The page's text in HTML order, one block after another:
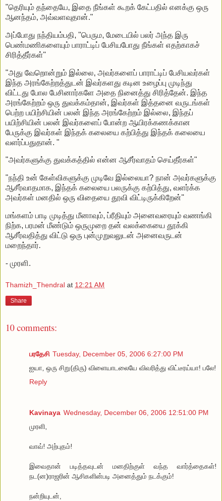
"தெரியும் தந்தையே, இதை நீங்கள் கூறக் கேட்பதில் எனக்கு ஒரு
ஆனந்தம், அவ்வளவுதான்."
அப்போது நந்தியம்பதி, "பெரும, மேடையில் பலர் அந்த இரு
பெண்மணிகளையும் பாராட்டிப் பேசியபோது நீங்கள் எதற்காகச்
சிரித்தீர்கள்"
"அது வேறொன்றும் இல்லை, அவர்களைப் பாராட்டிப் பேசியவர்கள்
இந்த அரங்கேற்றத்துடன் இவர்களது கடின உழைப்பு முடிந்து
விட்டது போல பேசினார்களே அதை நினைத்து சிரித்தேன். இந்த
அரங்கேற்றம் ஒரு துவக்கம்தான், இவர்கள் இத்தனை வருடங்கள்
பெற்ற பயிற்சியின் பலன் இந்த அரங்கேற்றம் இல்லை, இந்தப்
பயிற்சியின் பலன் இவர்களைப் போன்ற ஆயிரக்கணக்கான
பேருக்கு இவர்கள் இந்தக் கலையை கற்பித்து இந்தக் கலையை
வளர்ப்பதுதான். "
"அவர்களுக்கு துவக்கத்தில் என்ன ஆசீர்வாதம் செய்தீர்கள்"
"நந்தி உன் கேள்விகளுக்கு முடிவே இல்லையா? நான் அவர்களுக்கு
ஆசீர்வாதமாக, இந்தக் கலையை பலருக்கு கற்பித்து, வளர்க்க
அவர்கள் மனதில் ஒரு விதையை தூவி விட்டிருக்கிறேன்"
மங்களம் பாடி முடித்து மீனாவும், ப்ரீதியும் அனைவரையும் வணங்கி
நிற்க, பரமன் மீண்டும் ஒருமுறை தன் வலக்கையை தூக்கி
ஆசீர்வதித்து விட்டு ஒரு புன்முறுவலுடன் அனைவருடன்
மறைந்தார்.
- முரளி.
Thamizh_Thendral at 12:21 AM
Share
10 comments:
பரதேசி Tuesday, December 05, 2006 6:27:00 PM
ஐயா, ஒரு சிறு(திரு) விளையாடலையே விவரித்து விட்டீரய்யா! பலே!
Reply
Kavinaya Wednesday, December 06, 2006 12:51:00 PM
முரளி,
வாவ்! அற்புதம்!
இவைதான் படித்தவுடன் மனதிற்குள் வந்த வார்த்தைகள்!
நட(ன)ராஜரின் ஆசிகளின்படி அனைத்தும் நடக்கும்!
நன்றியுடன்,